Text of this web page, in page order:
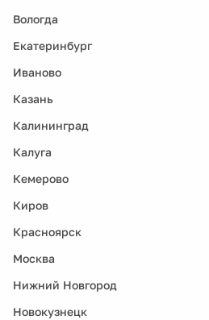
Вологда
Екатеринбург
Иваново
Казань
Калининград
Калуга
Кемерово
Киров
Красноярск
Москва
Нижний Новгород
Новокузнецк